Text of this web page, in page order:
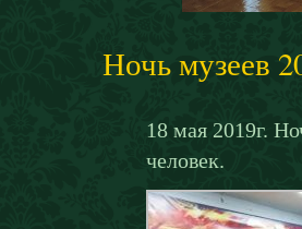
Ночь музеев
18 мая 2019г.
человек.